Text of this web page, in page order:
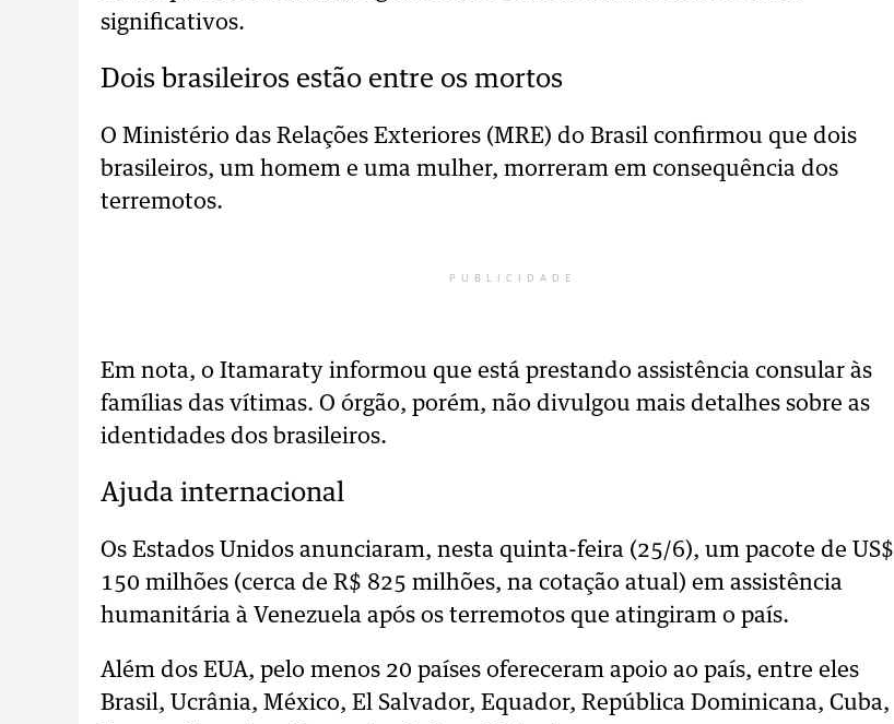
significativos.
Dois brasileiros estão entre os mortos
O Ministério das Relações Exteriores (MRE) do Brasil confirmou que dois
brasileiros, um homem e uma mulher, morreram em consequência dos
terremotos.
PUBLICIDADE
Em nota, o Itamaraty informou que está prestando assistência consular às
famílias das vítimas. O órgão, porém, não divulgou mais detalhes sobre as
identidades dos brasileiros.
Ajuda internacional
Os Estados Unidos anunciaram, nesta quinta-feira (25/6), um pacote de US$
150 milhões (cerca de R$ 825 milhões, na cotação atual) em assistência
humanitária à Venezuela após os terremotos que atingiram o país.
Além dos EUA, pelo menos 20 países ofereceram apoio ao país, entre eles
Brasil, Ucrânia, México, El Salvador, Equador, República Dominicana, Cuba,